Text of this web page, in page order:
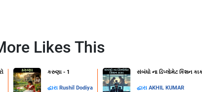
Likes This
કરુણા - 1
દ્વારા Rushil Dodiya
સંબંધો ના ડિપ્લોમેટ કિશન
દ્વારા AKHIL KUMAR